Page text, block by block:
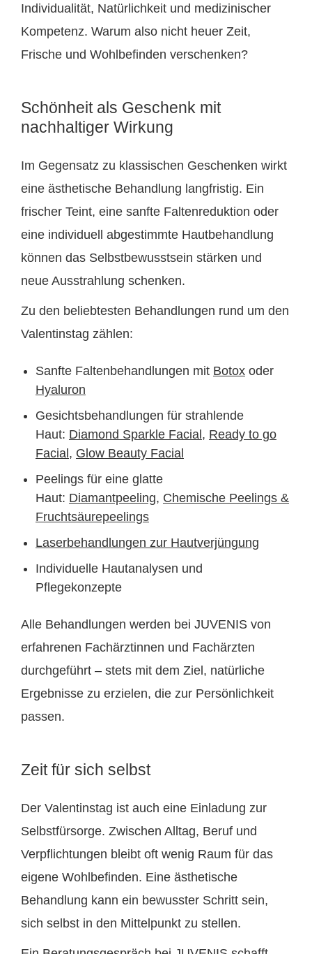
Individualität, Natürlichkeit und medizinischer
Kompetenz. Warum also nicht heuer Zeit,
Frische und Wohlbefinden verschenken?
Schönheit als Geschenk mit
nachhaltiger Wirkung
Im Gegensatz zu klassischen Geschenken wirkt
eine ästhetische Behandlung langfristig. Ein
frischer Teint, eine sanfte Faltenreduktion oder
eine individuell abgestimmte Hautbehandlung
können das Selbstbewusstsein stärken und
neue Ausstrahlung schenken.
Zu den beliebtesten Behandlungen rund um den
Valentinstag zählen:
Sanfte Faltenbehandlungen mit Botoxoder
Hyaluron
Gesichtsbehandlungen für strahlende
Haut: Diamond Sparkle Facial, Ready to go
Facial, Glow Beauty Facial
Peelings für eine glatte
Haut: Diamantpeeling, Chemische Peelings &
Fruchtsäurepeelings
Laserbehandlungen zur Hautverjüngung
Individuelle Hautanalysen und
Pflegekonzepte
Alle Behandlungen werden bei JUVENIS von
erfahrenen Fachärztinnen und Fachärzten
durchgeführt – stets mit dem Ziel, natürliche
Ergebnisse zu erzielen, die zur Persönlichkeit
passen.
Zeit für sich selbst
Der Valentinstag ist auch eine Einladung zur
Selbstfürsorge. Zwischen Alltag, Beruf und
Verpflichtungen bleibt oft wenig Raum für das
eigene Wohlbefinden. Eine ästhetische
Behandlung kann ein bewusster Schritt sein,
sich selbst in den Mittelpunkt zu stellen.